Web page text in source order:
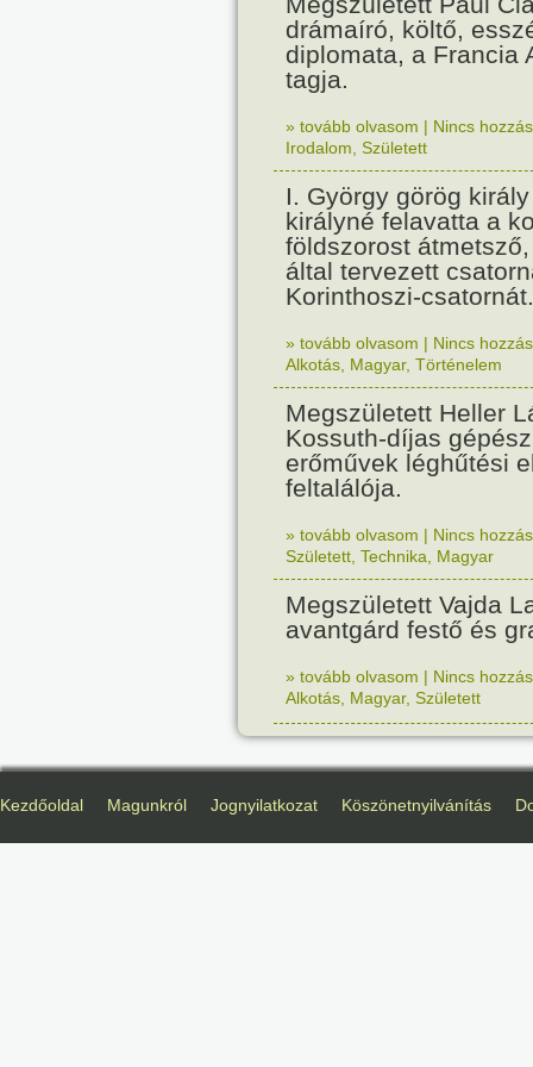
drámaíró, költő,
diplomata, a Francia
tagja.
» tovább olvasom | Nincs
Irodalom Született
I. György görög
királyné felavatta a
földszorost
által tervezett
Korinthoszi-csatornát.
» tovább olvasom | Nincs
Alkotás Magyar, Történelem
Megszületett Heller
Kossuth-díjas
erőművek léghűtési
feltalálója.
» tovább olvasom | Nincs
Született Technika Magyar
Megszületett Vajda
avantgárd festő és
» tovább olvasom | Nincs
Alkotás Magyar, Született
Kezdőoldal Magunkról Jognyilatkozat Köszönetnyilvánítás